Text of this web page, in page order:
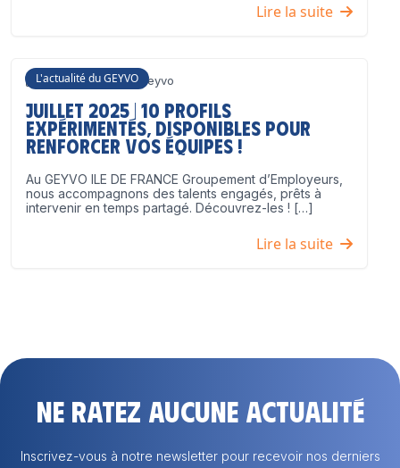
Lire la suite
L'actualité du GEYVO
3 juillet 2025 Geyvo
Juillet 2025 | 10 profils
expérimentés, disponibles pour
renforcer vos équipes !
Au GEYVO ILE DE FRANCE Groupement d’Employeurs,
nous accompagnons des talents engagés, prêts à
intervenir en temps partagé. Découvrez-les ! […]
Lire la suite
Ne ratez aucune actualité
Inscrivez-vous à notre newsletter pour recevoir nos derniers